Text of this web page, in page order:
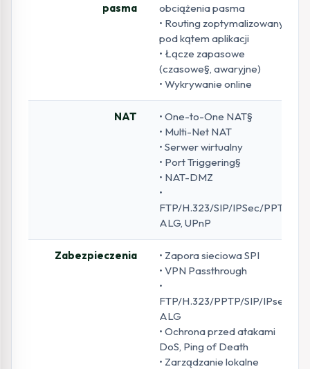
pasma
obciążenia pasma
• Routing zoptymalizowany
pod kątem aplikacji
• Łącze zapasowe
(czasowe§, awaryjne)
• Wykrywanie online
NAT
• One-to-One NAT§
• Multi-Net NAT
• Serwer wirtualny
• Port Triggering§
• NAT-DMZ
•
FTP/H.323/SIP/IPSec/PPTP
ALG, UPnP
Zabezpieczenia
• Zapora sieciowa SPI
• VPN Passthrough
•
FTP/H.323/PPTP/SIP/IPsec
ALG
• Ochrona przed atakami
DoS, Ping of Death
• Zarządzanie lokalne